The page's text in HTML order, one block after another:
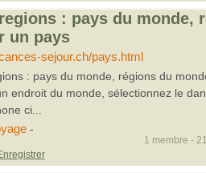
: pays du monde,
un pays
sejour.ch/pays.html
: pays du monde, régions du
endroit du monde, sélectionnez le
ci...
-
1 membre -